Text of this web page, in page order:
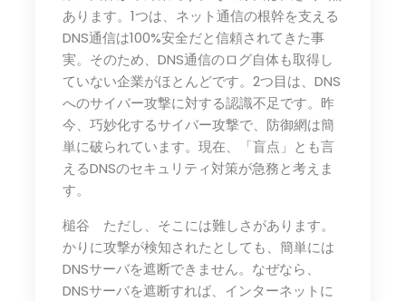
あります。1つは、ネット通信の根幹を支える
DNS通信は100%安全だと信頼されてきた事
実。そのため、DNS通信のログ自体も取得し
ていない企業がほとんどです。2つ目は、DNS
へのサイバー攻撃に対する認識不足です。昨
今、巧妙化するサイバー攻撃で、防御網は簡
単に破られています。現在、「盲点」とも言
えるDNSのセキュリティ対策が急務と考えま
す。
槌谷 ただし、そこには難しさがあります。
かりに攻撃が検知されたとしても、簡単には
DNSサーバを遮断できません。なぜなら、
DNSサーバを遮断すれば、インターネットに